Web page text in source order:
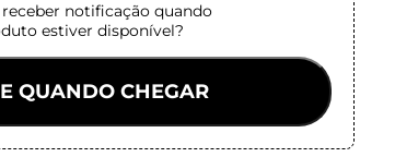
notificação quando
estiver disponível?
QUANDO CHEGAR